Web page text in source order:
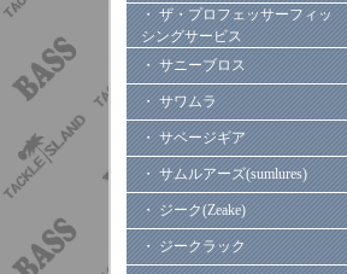
・ ザ・プロフェッサーフィッ
シングサービス
・ サニーブロス
・ サワムラ
・ サベージギア
・ サムルアーズ(sumlures)
・ ジーク(Zeake)
・ ジークラック